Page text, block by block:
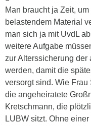
Man braucht ja Zeit,
belastendem Material
man sich ja mit UvdL
weitere Aufgabe
zur Alterssicherung der
werden, damit die
versorgt sind. Wie
die angeheiratete
Kretschmann, die
LUBW sitzt. Ohne